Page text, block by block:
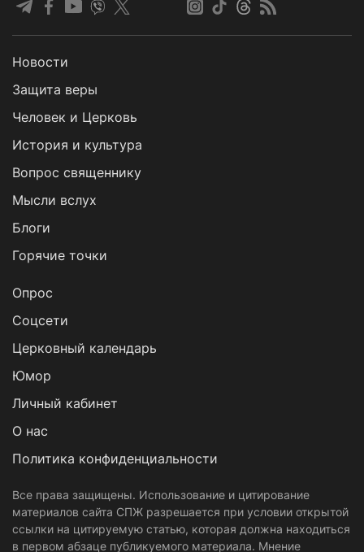
Новости
Защита веры
Человек и Церковь
История и культура
Вопрос священнику
Мысли вслух
Блоги
Горячие точки
Опрос
Cоцсети
Церковный календарь
Юмор
Личный кабинет
О нас
Политика конфиденциальности
Все права защищены. Использование и цитирование
материалов сайта СПЖ разрешается при условии открытой
ссылки на цитируемую статью, которая должна находиться
в первом абзаце публикуемого материала. Мнение